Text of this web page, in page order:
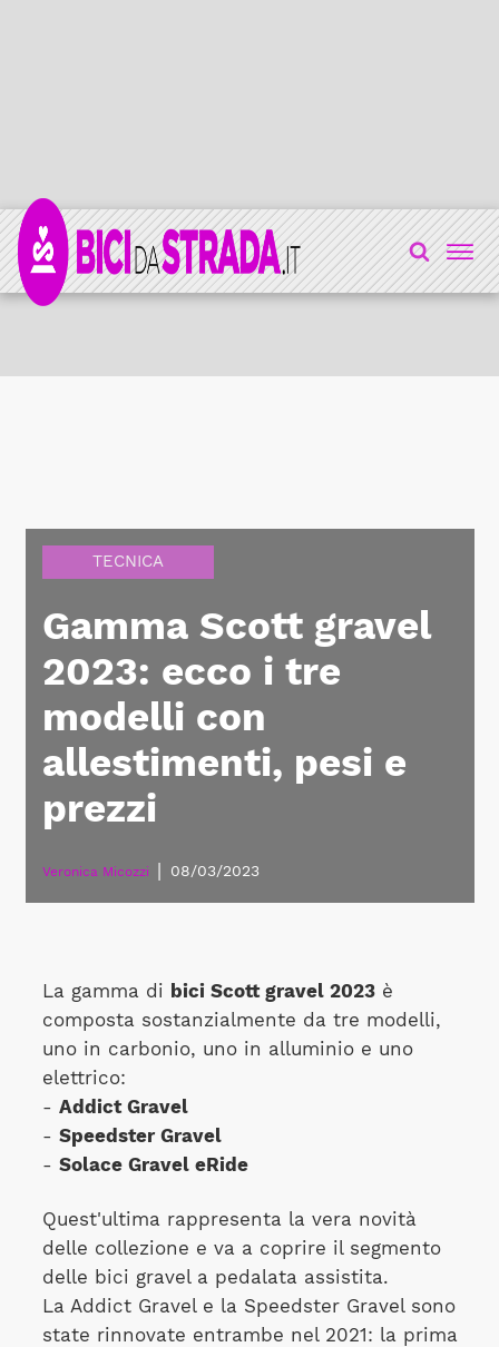
TECNICA
Gamma Scott gravel
2023: ecco i tre
modelli con
allestimenti, pesi e
prezzi
Veronica Micozzi 08/03/2023
La gamma di bici Scott gravel 2023è
composta sostanzialmente da tre modelli,
uno in carbonio, uno in alluminio e uno
elettrico:
- Addict Gravel
- Speedster Gravel
- Solace Gravel eRide
Quest'ultima rappresenta la vera novità
delle collezione e va a coprire il segmento
delle bici gravel a pedalata assistita.
La Addict Gravel e la Speedster Gravel sono
state rinnovate entrambe nel 2021: la prima